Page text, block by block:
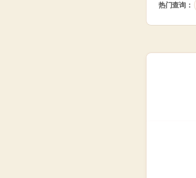
热门查询：